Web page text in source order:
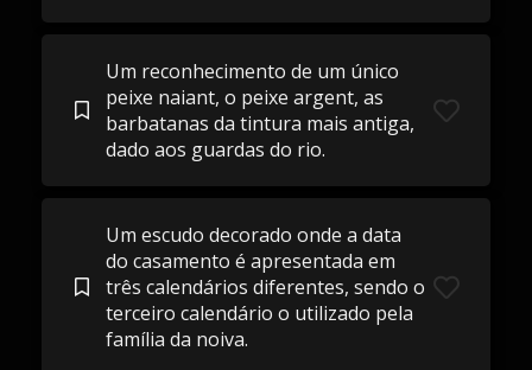
Um reconhecimento de um único
peixe naiant, o peixe argent, as
barbatanas da tintura mais antiga,
dado aos guardas do rio.
Um escudo decorado onde a data
do casamento é apresentada em
três calendários diferentes, sendo o
terceiro calendário o utilizado pela
família da noiva.